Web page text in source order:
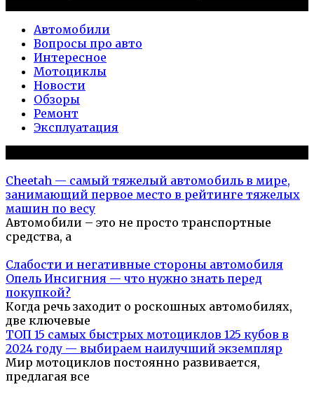
Автомобили
Вопросы про авто
Интересное
Мотоциклы
Новости
Обзоры
Ремонт
Эксплуатация
Cheetah — самый тяжелый автомобиль в мире,
занимающий первое место в рейтинге тяжелых
машин по весу
Автомобили – это не просто транспортные
средства, а
Слабости и негативные стороны автомобиля
Опель Инсигния — что нужно знать перед
покупкой?
Когда речь заходит о роскошных автомобилях,
две ключевые
ТОП 15 самых быстрых мотоциклов 125 кубов в
2024 году — выбираем наилучший экземпляр
Мир мотоциклов постоянно развивается,
предлагая все